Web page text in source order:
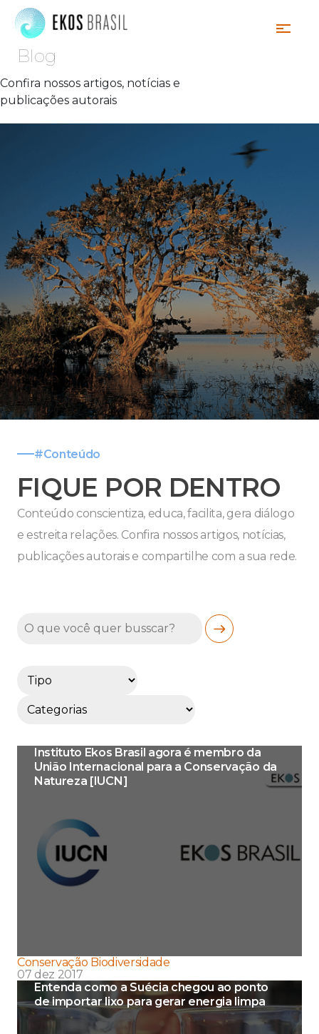
Blog
Confira nossos artigos, notícias e
publicações autorais
#Conteúdo
FIQUE POR DENTRO
Conteúdo conscientiza, educa, facilita, gera diálogo
e estreita relações. Confira nossos artigos, notícias,
publicações autorais e compartilhe com a sua rede.
Instituto Ekos Brasil agora é membro da
União Internacional para a Conservação da
Natureza [IUCN]
Conservação Biodiversidade
07 dez 2017
Entenda como a Suécia chegou ao ponto
de importar lixo para gerar energia limpa